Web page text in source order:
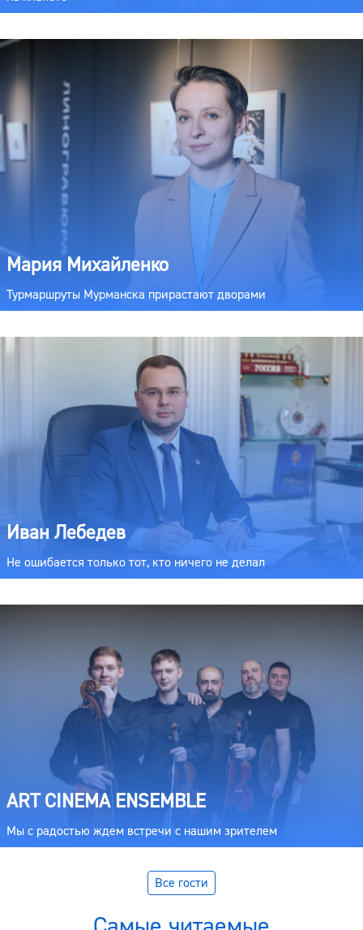
Мария Михайленко
Турмаршруты Мурманска прирастают дворами
Иван Лебедев
Не ошибается только тот, кто ничего не делал
ART CINEMA ENSEMBLE
Мы с радостью ждем встречи с нашим зрителем
Все гости